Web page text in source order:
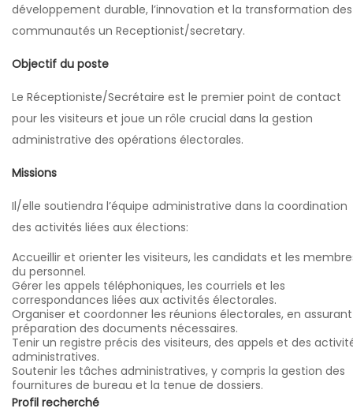
développement durable, l’innovation et la transformation des
communautés un Receptionist/secretary.
Objectif du poste
Le Réceptioniste/Secrétaire est le premier point de contact
pour les visiteurs et joue un rôle crucial dans la gestion
administrative des opérations électorales.
Missions
Il/elle soutiendra l’équipe administrative dans la coordination
des activités liées aux élections:
Accueillir et orienter les visiteurs, les candidats et les
du personnel.
Gérer les appels téléphoniques, les courriels et les
correspondances liées aux activités électorales.
Organiser et coordonner les réunions électorales, en
préparation des documents nécessaires.
Tenir un registre précis des visiteurs, des appels et des
administratives.
Soutenir les tâches administratives, y compris la gestion des
fournitures de bureau et la tenue de dossiers.
Profil recherché